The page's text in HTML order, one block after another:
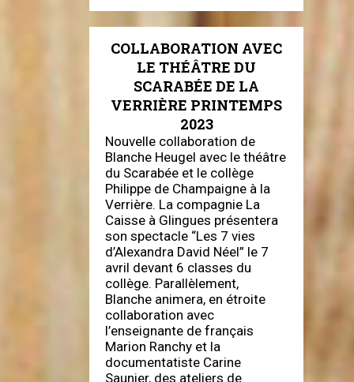
COLLABORATION AVEC
LE THÉÂTRE DU
SCARABÉE DE LA
VERRIÈRE PRINTEMPS
2023
Nouvelle collaboration de
Blanche Heugel avec le théâtre
du Scarabée et le collège
Philippe de Champaigne à la
Verrière. La compagnie La
Caisse à Glingues présentera
son spectacle “Les 7 vies
d’Alexandra David Néel” le 7
avril devant 6 classes du
collège. Parallèlement,
Blanche animera, en étroite
collaboration avec
l’enseignante de français
Marion Ranchy et la
documentatiste Carine
Saunier, des ateliers de